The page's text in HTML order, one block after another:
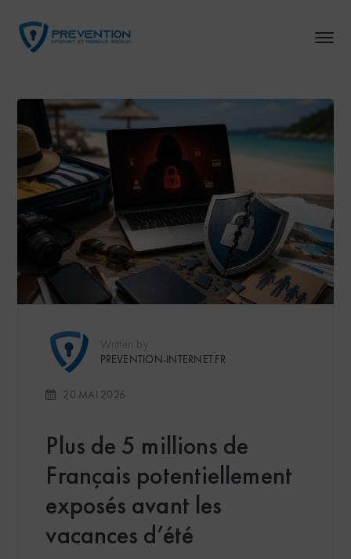
PREVENTION-INTERNET.FR
20 MAI 2026
Plus de 5 millions de
Français potentiellement
exposés avant les
vacances d’été